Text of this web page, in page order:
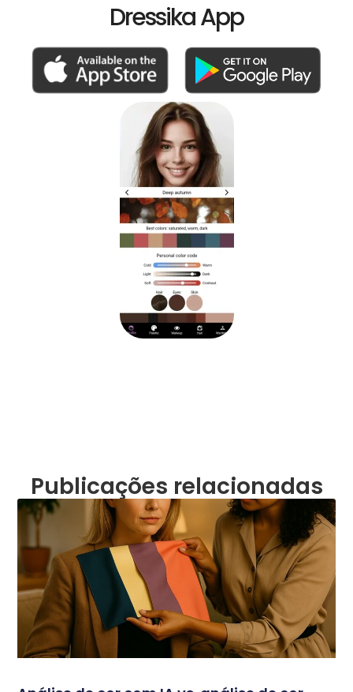
Dressika App
Publicações relacionadas